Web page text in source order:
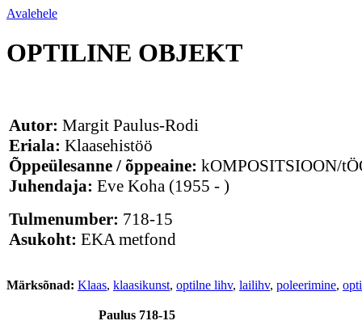
Avalehele
OPTILINE OBJEKT
Autor: Margit Paulus-Rodi
Eriala: Klaasehistöö
Õppeülesanne / õppeaine: kOMPOSITSIOON/
Juhendaja: Eve Koha (1955 - )
Tulmenumber: 718-15
Asukoht: EKA metfond
Märksõnad: Klaas, klaasikunst, optilne lihv, lailihv, poleerimine,
Paulus 718-15